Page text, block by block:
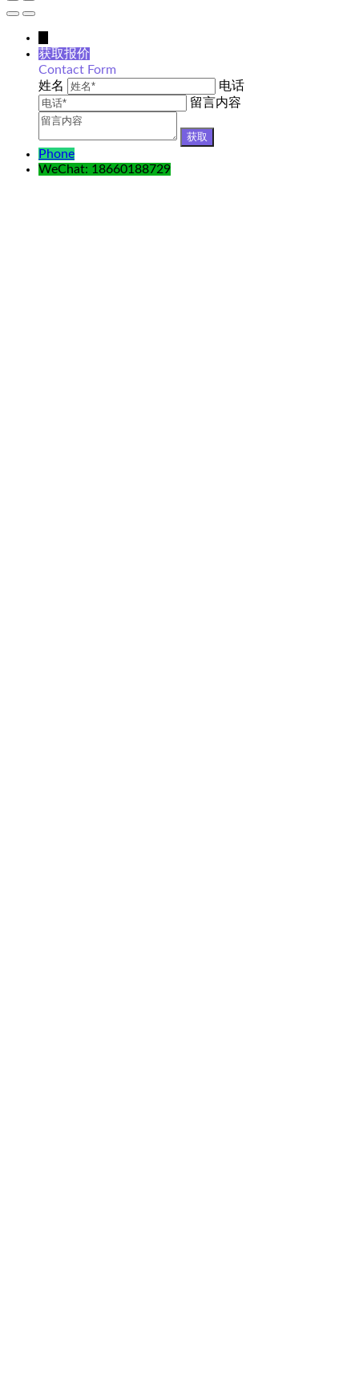
获取报价
Contact Form
姓名
电话
留言内容
Phone
WeChat: 18660188729